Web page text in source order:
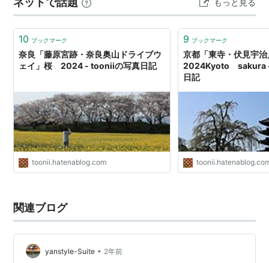
いてますよ…
もっと見る
10 ブックマーク
奈良「藤原宮跡・奈良奥山ドライブウ
ェイ」桜 2024 - tooniiの写真日記
toonii.hatenablog.com
9 ブックマーク
京都「東寺・伏見宇
2024Kyoto sakura
日記
関連ブログ
yanstyle-Suite • 2年前